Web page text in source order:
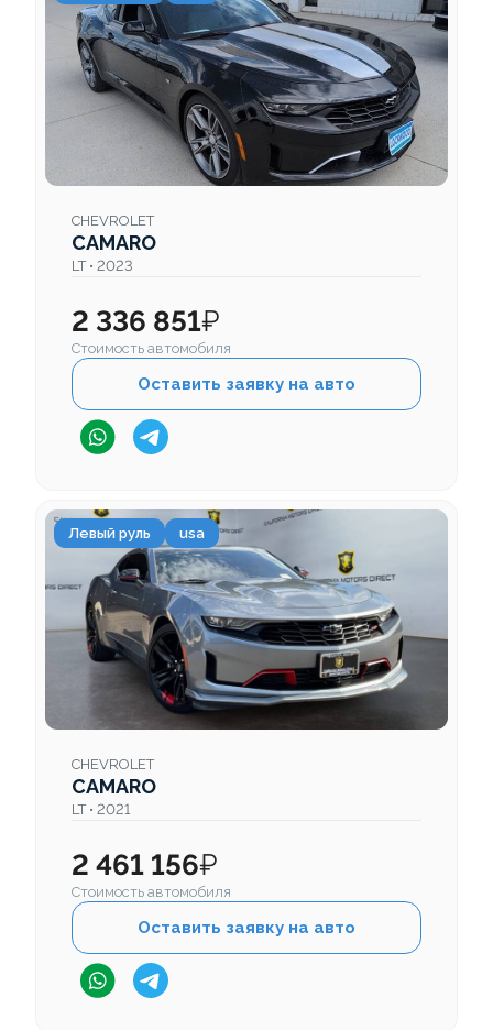
CHEVROLET
CAMARO
LT • 2023
2 336 851₽
Стоимость автомобиля
Оставить заявку на авто
Левый руль usa
CHEVROLET
CAMARO
LT • 2021
2 461 156₽
Стоимость автомобиля
Оставить заявку на авто